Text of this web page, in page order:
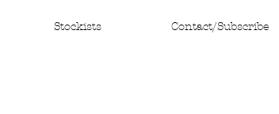
Stockists Contact/Subscribe